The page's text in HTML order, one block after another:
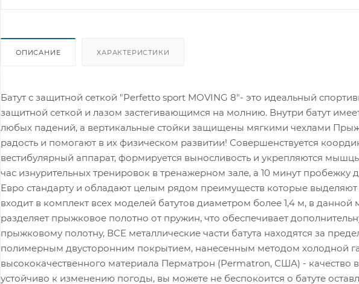
ОПИСАНИЕ ХАРАКТЕРИСТИКИ
Батут с защитной сеткой "Perfetto sport MOVING 8"- это идеальный
защитной сеткой и лазом застегивающимся на молнию. Внутри батут
любых падений, а вертикальные стойки защищены мягкими чехлами
радость и помогают в их физическом развитии! Совершенствуется
вестибулярный аппарат, формируется выносливость и укрепляются
час изнурительных тренировок в тренажерном зале, а 10 минут
Евро стандарту и обладают целым рядом преимуществ которые
входит в комплект всех моделей батутов диаметром более 1,4 м, в
разделяет прыжковое полотно от пружин, что обеспечивает
прыжковому полотну, ВСЕ металлические части батута находятся за
полимерным двусторонним покрытием, нанесенным методом холодной
высококачественного материала Перматрон (Permatron, США) -
устойчиво к изменению погоды, вы можете не беспокоится о батуте